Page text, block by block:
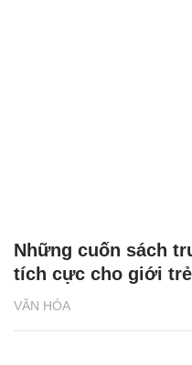
VĂN HÓA
Những cuốn sách
tích cực cho giới trẻ